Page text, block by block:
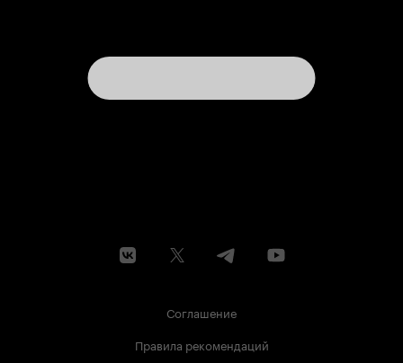
Соглашение
Правила рекомендаций